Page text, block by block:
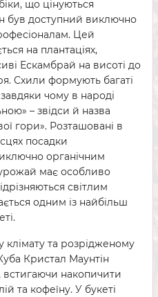
що цінуються
був доступний виключно
Цей
на плантаціях,
Ескамбрай на висоті до
Схили формують багаті
чому в народі
– звідси й назва
гори». Розташовані в
посадки
органічним
має особливо
світлим
одним із найбільш
та розрідженому
Кристал Маунтін
накопичити
та кофеїну. У букеті